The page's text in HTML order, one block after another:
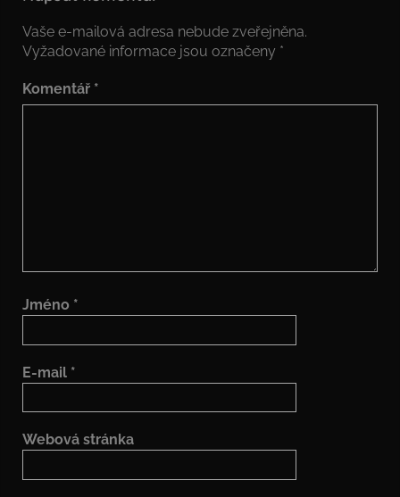
Vaše e-mailová adresa nebude zveřejněna.
Vyžadované informace jsou označeny *
Komentář *
Jméno *
E-mail *
Webová stránka